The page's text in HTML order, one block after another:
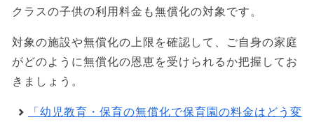
クラスの子供の利用料金も無償化の対象です。
対象の施設や無償化の上限を確認して、ご自身の家庭
がどのように無償化の恩恵を受けられるか把握してお
きましょう。
「幼児教育・保育の無償化で保育園の料金はどう変